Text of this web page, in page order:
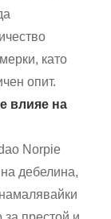
като
опит.
влияе на
Norpie
дебелина,